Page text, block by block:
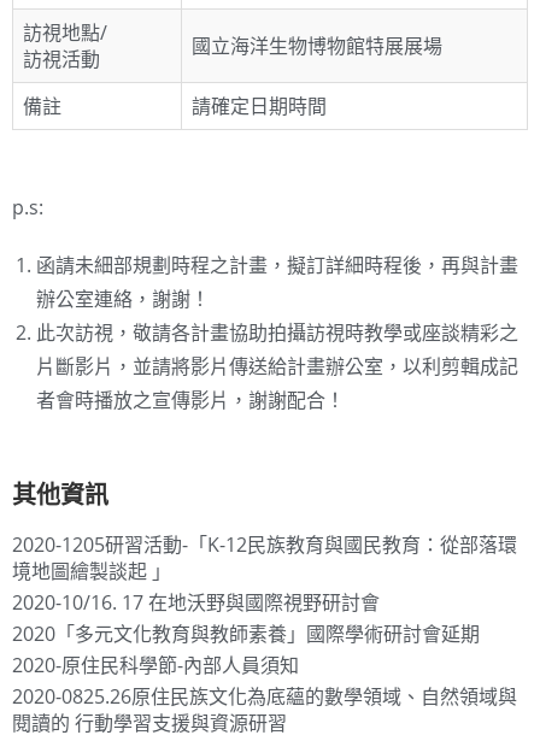
訪視地點/
訪視活動
國立海洋生物博物館特展展場
備註 請確定日期時間
p.s:
函請未細部規劃時程之計畫，擬訂詳細時程後，再與計畫
辦公室連絡，謝謝！
此次訪視，敬請各計畫協助拍攝訪視時教學或座談精彩之
片斷影片，並請將影片傳送給計畫辦公室，以利剪輯成記
者會時播放之宣傳影片，謝謝配合！
其他資訊
2020-1205研習活動-「K-12民族教育與國民教育：從部落環
境地圖繪製談起 」
2020-10/16. 17 在地沃野與國際視野研討會
2020「多元文化教育與教師素養」國際學術研討會延期
2020-原住民科學節-內部人員須知
2020-0825.26原住民族文化為底蘊的數學領域、自然領域與
閱讀的 行動學習支援與資源研習